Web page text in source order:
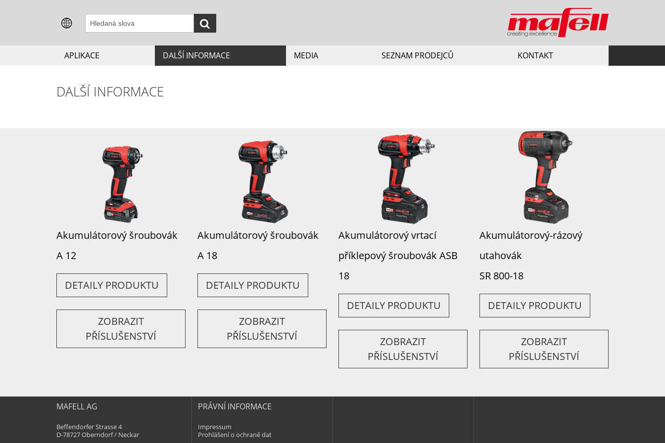
APLIKACE DALŠÍ INFORMACE MEDIA SEZNAM PRODEJCŮ KONTAKT
DALŠÍ INFORMACE
Akumulátorový šroubovák
A 12
DETAILY PRODUKTU
ZOBRAZIT
PŘÍSLUŠENSTVÍ
Akumulátorový šroubovák
A 18
DETAILY PRODUKTU
ZOBRAZIT
PŘÍSLUŠENSTVÍ
Akumulátorový vrtací
příklepový šroubovák ASB
18
DETAILY PRODUKTU
ZOBRAZIT
PŘÍSLUŠENSTVÍ
Akumulátorový-rázový
utahovák
SR 800-18
DETAILY PRODUKTU
ZOBRAZIT
PŘÍSLUŠENSTVÍ
MAFELL AG
Beffendorfer Strasse 4
D-78727 Oberndorf / Neckar
PRÁVNÍ INFORMACE
Impressum
Prohlášení o ochraně dat